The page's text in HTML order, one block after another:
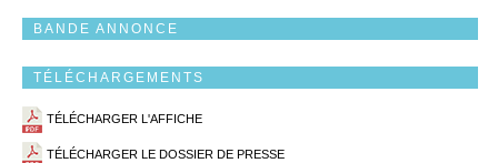
BANDE ANNONCE
TÉLÉCHARGEMENTS
TÉLÉCHARGER L'AFFICHE
TÉLÉCHARGER LE DOSSIER DE PRESSE